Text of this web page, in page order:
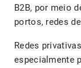
B2B, por meio
portos, redes
Redes
especialmente